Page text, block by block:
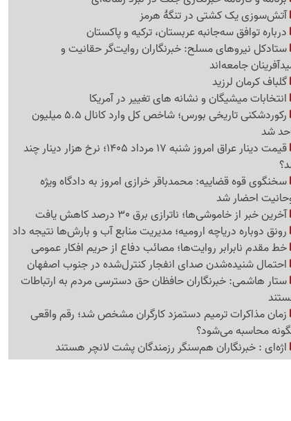
آتش‌سوزی یک کشتی در تنگهٔ هرمز
درباره توافق سه‌جانبه عربستان، ترکیه و پاکستان
ستادکل نیروهای مسلح: خبرنگاران روایت‌گر حقانیت و
جامعه‌اند
گلباف کرمان لرزید
انتخابات میشیگان و نشانه های تغییر در آمریکا
رکوردشکنی تاریخی بورس؛ شاخص کل وارد کانال 5.5 میلیون
شد
قیمت دینار عراق امروز شنبه 17 مرداد 1405؛ نرخ هزار دینار چند
سخنگوی قوه قضاییه: محمدباقر خرازی امروز به دادگاه ویژه
احضار شد
آخرین خبر از خاموشی‌ها؛ ناترازی برق 30 درصد کاهش یافت
رونق دوباره دریاچه ارومیه؛ مدیریت منابع آب و بارش‌ها نتیجه داد
خط مقدم نابرابر روایت‌ها؛ مصائب دفاع از حریم افکار عمومی
احتمال شنیده‌شدن صدای انفجار کنترل‌شده در جنوب اصفهان
ستار هاشمی: خبرنگاران حافظان حق دسترسی مردم به ارتباطات
زمان مذاکرات ترمیم دستمزد کارگران مشخص شد؛ رقم واقعی
محاسبه می‌شود؟
اژه‌ای : خبرنگاران هم‌سنگر رزمندگان پشت لانچر هستند